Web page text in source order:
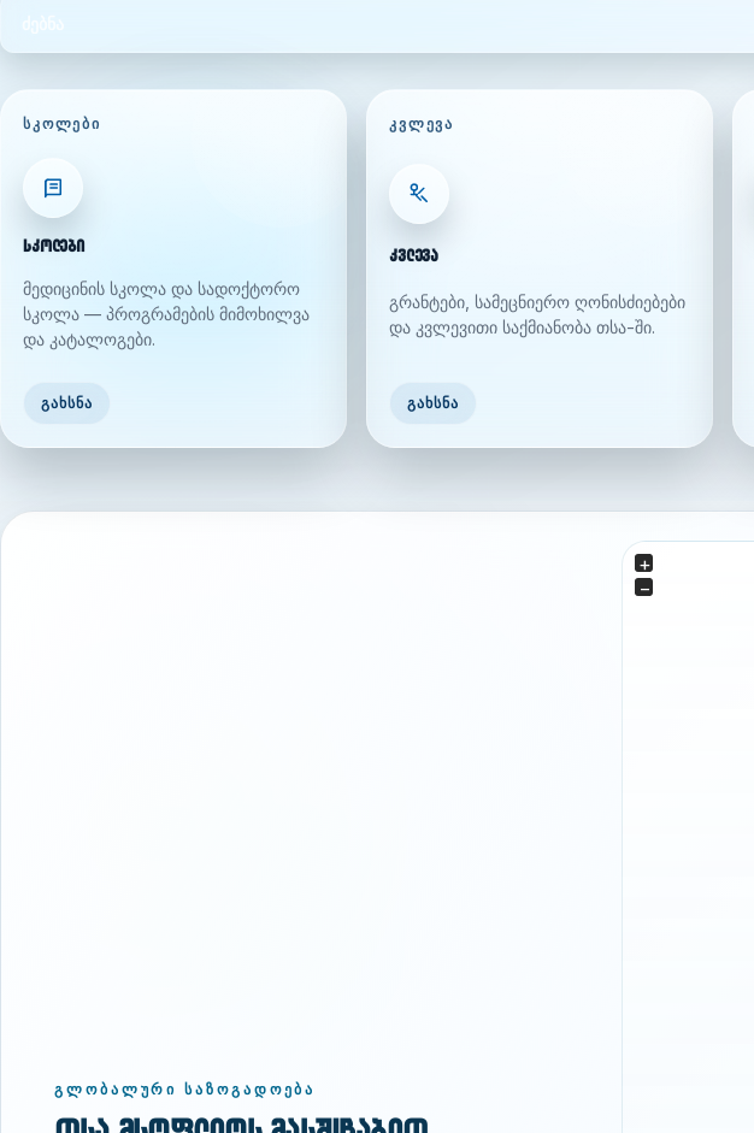
ᲡᲙᲝᲚᲔᲑᲘ
სკოლები
მედიცინის სკოლა და სადოქტორო
სკოლა — პროგრამების მიმოხილვა
და კატალოგები.
ᲒᲐᲮᲡᲜᲐ
ᲙᲕᲚᲔᲕᲐ
კვლევა
გრანტები, სამეცნიერო ღონისძიებები
და კვლევითი საქმიანობა თსა-ში.
ᲒᲐᲮᲡᲜᲐ
+
−